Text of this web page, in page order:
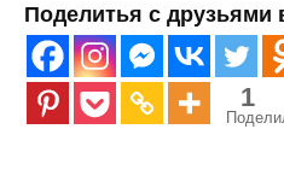
Поделитья с друзьями
1